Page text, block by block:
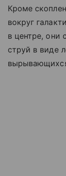
Кроме
вокруг
в центре, они
струй в виде